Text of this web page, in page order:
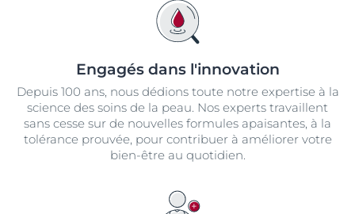
Engagés dans l'innovation
Depuis 100 ans, nous dédions toute notre expertise à la
science des soins de la peau. Nos experts travaillent
sans cesse sur de nouvelles formules apaisantes, à la
tolérance prouvée, pour contribuer à améliorer votre
bien-être au quotidien.